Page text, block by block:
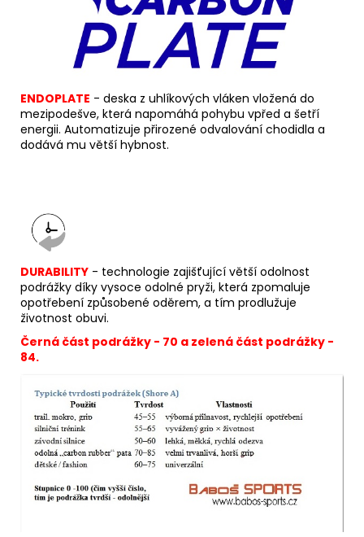
ENDOPLATE - deska z uhlíkových vláken vložená do
mezipodešve, která napomáhá pohybu vpřed a šetří
energii. Automatizuje přirozené odvalování chodidla a
dodává mu větší hybnost.
DURABILITY - technologie zajišťující větší odolnost
podrážky díky vysoce odolné pryži, která zpomaluje
opotřebení způsobené oděrem, a tím prodlužuje
životnost obuvi.
Černá část podrážky - 70 a zelená část podrážky -
84.